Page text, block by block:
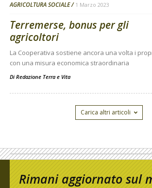
AGRICOLTURA SOCIALE 1 Marzo 2023
Terremerse, bonus per gli
agricoltori
La Cooperativa sostiene ancora una volta i
con una misura economica straordinaria
Di Redazione Terra e Vita
Carica altri articoli
Rimani aggiornato sul